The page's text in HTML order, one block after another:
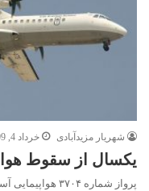
شهریار مزیدآبادی خرداد 4, 1399
یکسال از سقوط
پرواز شماره